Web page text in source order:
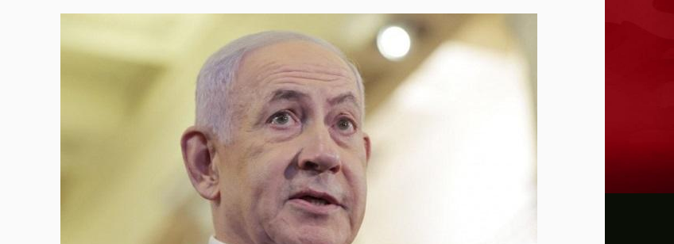
الاحتلال يواصل خروقاته : توغل شرقي دير البلح واصابات بخان يونس وبيت لاهيا
تمهيداً لنزع سلاح حماس ..الادارة الامريكية تضغط على اسرائيل لوقف إطلاق نار لمدة أسبوعين في
لجنة غزة :،خطة لتطوير مواقع الإيواء المؤقت في القطاع وتحسين حياة النازحين
الصحافة الإسرائيلية الملف اليومي صادر عن المكتب الصحفي للجبهة الديمقراطية لتحرير فلسطين الخميس 6/8/2026
وحدوية الجبهة الديمقراطية لتحرير فلسطين: من البرنامج المرحلي إلى مواجهة حرب الإبادة على
مدريد تهدد إيطاليا بإجراءات مضادة إذا لم تتراجع عن إجراءاتها الحدودية التي فرضتها مؤخرا